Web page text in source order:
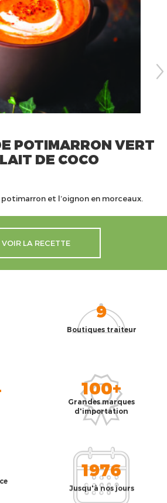
POTIMARRON VERT
DE COCO
et l’oignon en morceaux.
VOIR LA RECETTE
9
Boutiques traiteur
100+
Grandes marques
d'importation
1976
Jusqu'à nos jours